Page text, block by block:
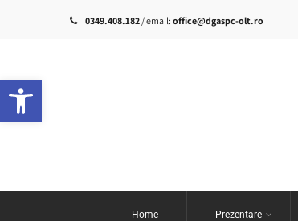
Deschide bara de unelte
0349.408.182/ email: office@dgaspc-olt.ro
Home Prezentare